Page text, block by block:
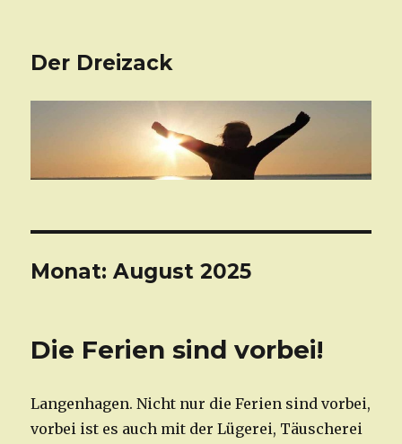
Der Dreizack
Monat: August 2025
Die Ferien sind vorbei!
Langenhagen. Nicht nur die Ferien sind vorbei,
vorbei ist es auch mit der Lügerei, Täuscherei